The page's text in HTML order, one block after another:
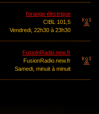
l'orange électrique
CIBL 101,5
Vendredi, 22h30 à 23h30
FusioinRadio.new.fr
FusionRadio.new.fr
Samedi, minuit à minuit